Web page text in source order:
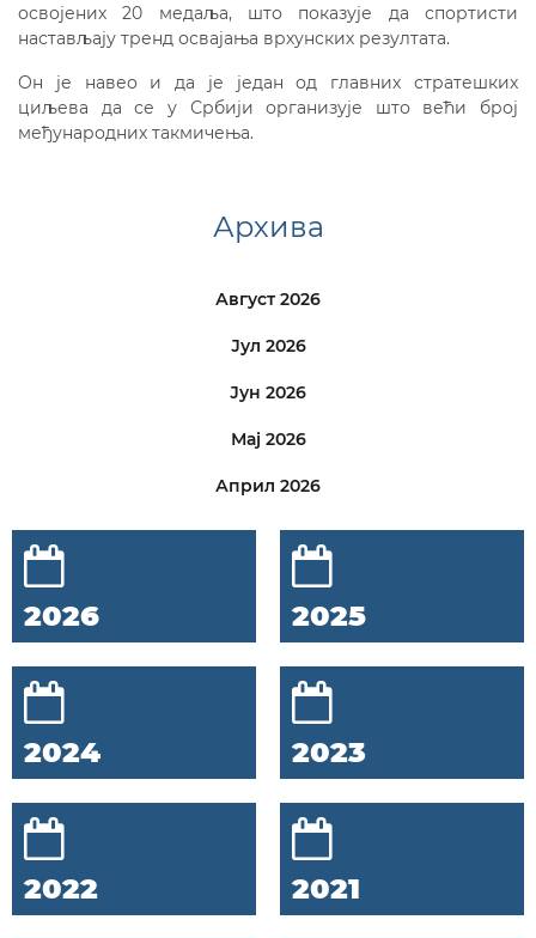
освојених 20 медаља, што показује да спортисти
настављају тренд освајања врхунских резултата.
Он је навео и да је један од главних стратешких
циљева да се у Србији организује што већи број
међународних такмичења.
Архива
Август 2026
Јул 2026
Јун 2026
Мај 2026
Април 2026
2026 2025
2024 2023
2022 2021